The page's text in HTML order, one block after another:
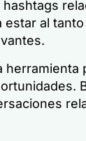
al tanto
herramienta